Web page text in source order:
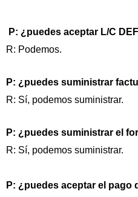
P: ¿puedes aceptar L/C
R: Podemos.
P: ¿puedes suministrar
R: Sí, podemos suministrar.
P: ¿puedes suministrar el
R: Sí, podemos suministrar.
P: ¿puedes aceptar el pago